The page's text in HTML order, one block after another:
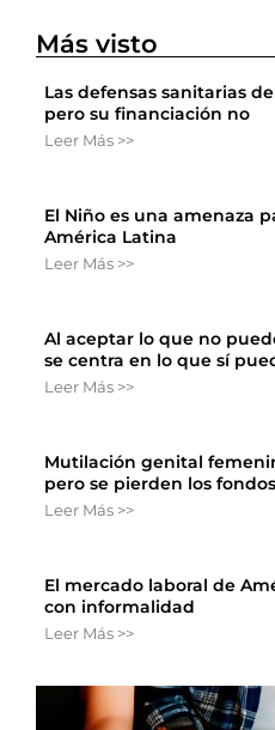
Más visto
Las defensas sanitarias
pero su financiación no
Leer Más >>
El Niño es una amenaza
América Latina
Leer Más >>
Al aceptar lo que no
se centra en lo que sí
Leer Más >>
Mutilación genital
pero se pierden los fondos
Leer Más >>
El mercado laboral de
con informalidad
Leer Más >>